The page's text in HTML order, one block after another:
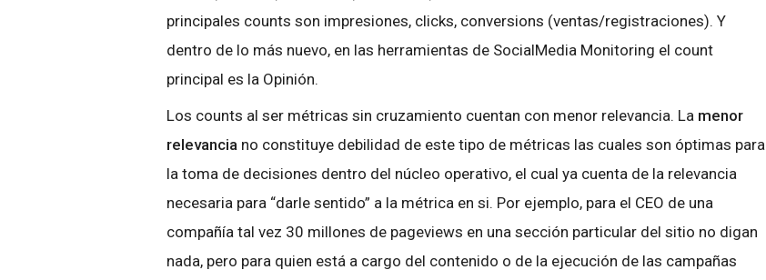
principales counts son impresiones, clicks, conversions (ventas/registraciones). Y
dentro de lo más nuevo, en las herramientas de SocialMedia Monitoring el count
principal es la Opinión.
Los counts al ser métricas sin cruzamiento cuentan con menor relevancia. La menor
relevancia no constituye debilidad de este tipo de métricas las cuales son óptimas para
la toma de decisiones dentro del núcleo operativo, el cual ya cuenta de la relevancia
necesaria para “darle sentido” a la métrica en si. Por ejemplo, para el CEO de una
compañía tal vez 30 millones de pageviews en una sección particular del sitio no digan
nada, pero para quien está a cargo del contenido o de la ejecución de las campañas